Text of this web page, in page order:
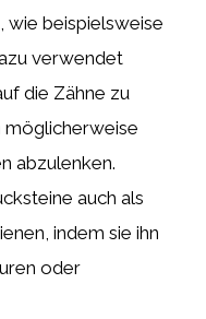
wie beispielsweise
verwendet
die Zähne zu
möglicherweise
abzulenken.
auch als
indem sie ihn
oder